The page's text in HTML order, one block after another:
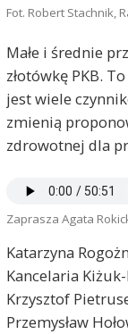
Fot. Robert Stachnik,
Małe i średnie
złotówkę PKB.
jest wiele
zmienią
zdrowotnej dla
Zaprasza Agata
Katarzyna
Kancelaria
Krzysztof
Przemysław